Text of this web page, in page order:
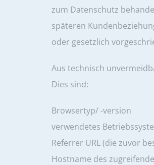
zum Datenschutz
späteren
oder gesetzlich
Aus technisch
Dies sind:
Browsertyp/ -version
verwendetes
Referrer URL (die zuvor
Hostname des